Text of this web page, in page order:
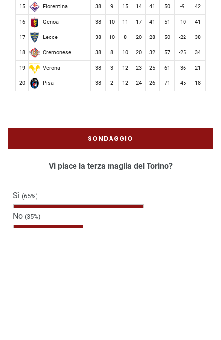
15 Fiorentina 38 9 15 14 41 50 -9 42
16 Genoa 38 10 11 17 41 51 -10 41
17 Lecce 38 10 8 20 28 50 -22 38
18 Cremonese 38 8 10 20 32 57 -25 34
19 Verona 38 3 12 23 25 61 -36 21
20 Pisa 38 2 12 24 26 71 -45 18
SONDAGGIO
Vi piace la terza maglia del Torino?
Sì (65%)
No (35%)